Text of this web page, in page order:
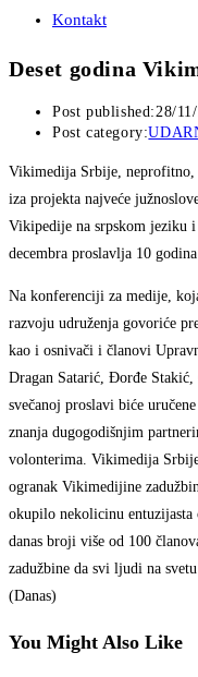
Kontakt
Deset godina
Post published:28/
Post category:
Vikimedija Srbije, neprofitno,
iza projekta najveće
Vikipedije na srpskom jeziku
decembra proslavlja 10 godina
Na konferenciji za medije,
razvoju udruženja govoriće
kao i osnivači i članovi
Dragan Satarić, Đorđe
svečanoj proslavi biće
znanja dugogodišnjim
volonterima. Vikimedija
ogranak Vikimedijine
okupilo nekolicinu
danas broji više od 100
zadužbine da svi ljudi na
(Danas)
You Might Also Like